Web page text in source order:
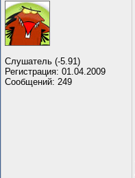
Слушатель (-5.91)
Регистрация: 01.04.2009
Сообщений: 249